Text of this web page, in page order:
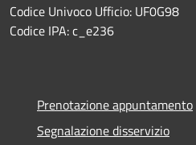
Codice Univoco Ufficio: UF0G98
Codice IPA: c_e236
Prenotazione appuntamento
Segnalazione disservizio